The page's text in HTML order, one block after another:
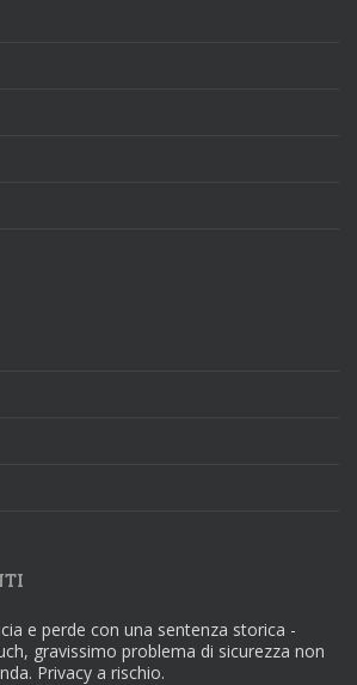
e perde con una sentenza storica -
gravissimo problema di sicurezza non
Privacy a rischio.